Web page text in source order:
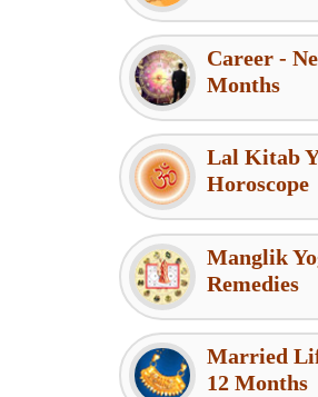
Career -
Months
Lal Kitab
Horoscope
Manglik
Remedies
Married
12 Months